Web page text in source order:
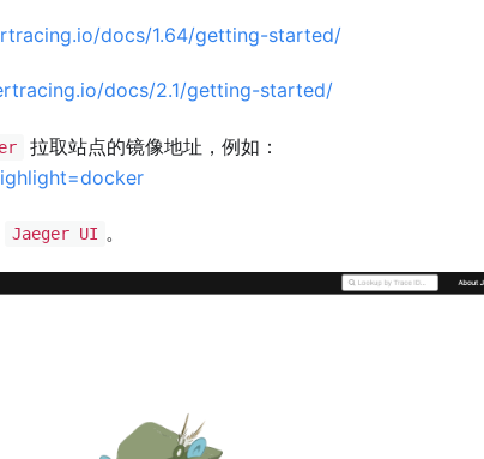
docs/1.64/getting-started/
docs/2.1/getting-started/
拉取站点的镜像地址，例如：
Jaeger UI 。